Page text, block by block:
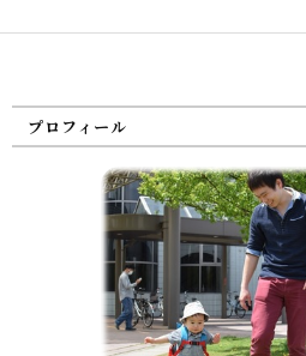
プロフィール